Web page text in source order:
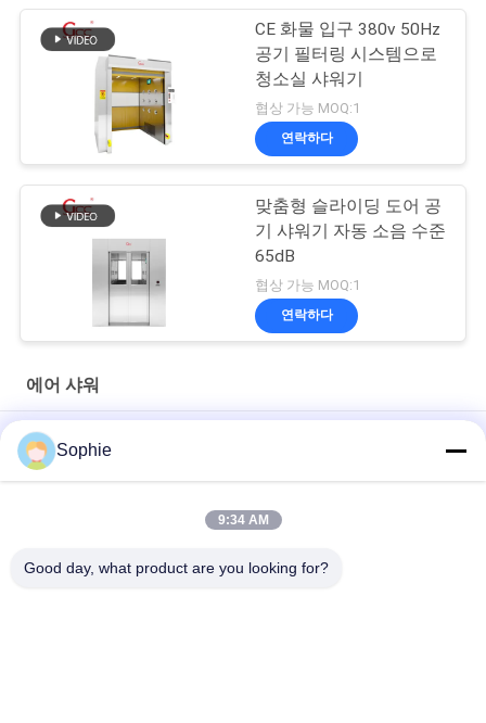
CE 화물 입구 380v 50Hz
공기 필터링 시스템으로
청소실 샤워기
협상 가능 MOQ:1
연락하다
맞춤형 슬라이딩 도어 공
기 샤워기 자동 소음 수준
65dB
협상 가능 MOQ:1
연락하다
에어 샤워
GCC 화물 클린룸 에어 샤워 (PVC 셔터 도어 및 실험실용 광전 센서
포함)Sophie
9:34 AM
Good day, what product are you looking for?